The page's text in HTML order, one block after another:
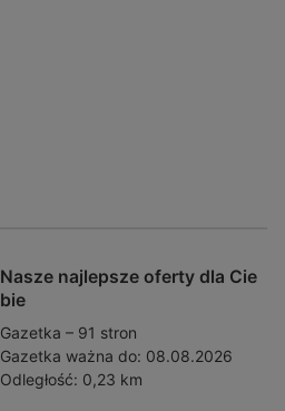
Nasze najlepsze oferty dla Cie
bie
Gazetka – 91 stron
Gazetka ważna do: 08.08.2026
Odległość: 0,23 km